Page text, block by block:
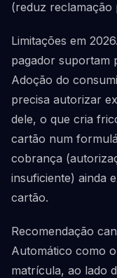
(reduz
Limitações em
pagador suportam
Adoção do
precisa autorizar
dele, o que cria
cartão num
cobrança
insuficiente) ainda
cartão.
Recomendação
Automático como
matrícula, ao lado